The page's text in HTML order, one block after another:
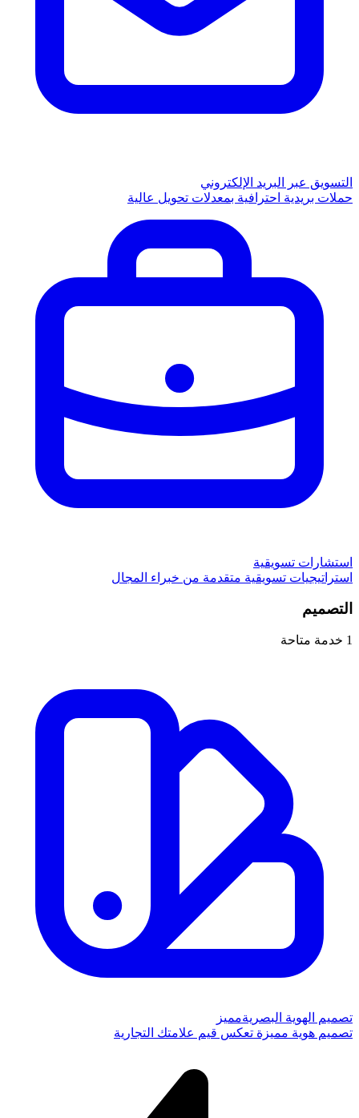
التسويق عبر البريد الإلكتروني
حملات بريدية احترافية بمعدلات تحويل عالية
استشارات تسويقية
استراتيجيات تسويقية متقدمة من خبراء المجال
التصميم
1 خدمة متاحة
تصميم الهوية البصريةمميز
تصميم هوية مميزة تعكس قيم علامتك التجارية